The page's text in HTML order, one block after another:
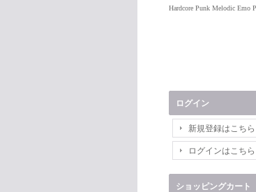
Hardcore Punk Melodic Emo
ログイン
新規登録はこちら
ログインはこちら
ショッピングカート